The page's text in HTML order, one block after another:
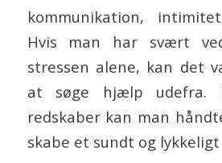
kommunikation,
Hvis man har svært
stressen alene, kan det
at søge hjælp udefra.
redskaber kan man
skabe et sundt og